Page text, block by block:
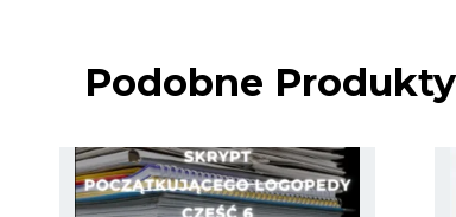
Podobne Produkty